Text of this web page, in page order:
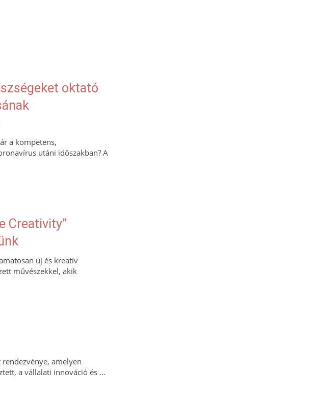
oktató
a kompetens,
utáni időszakban? A
Creativity”
új és kreatív
művészekkel, akik
amelyen
a vállalati innováció és …